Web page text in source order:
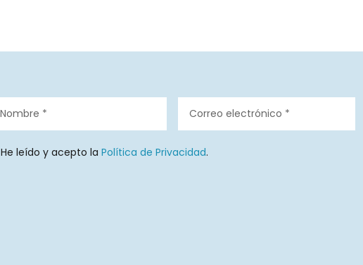
He leído y acepto laPolítica de Privacidad.